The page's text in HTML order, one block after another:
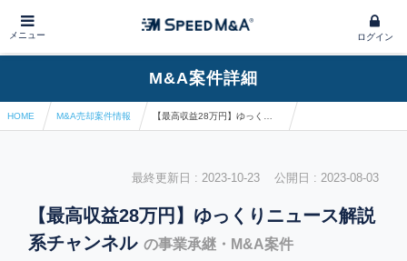
メニュー ログイン
M&A案件詳細
HOME M&A売却案件情報
最終更新日 : 2023-10-23 公開日 : 2023-08-03
【最高収益28万円】ゆっくりニュース解説
系チャンネル の事業承継・M&A案件